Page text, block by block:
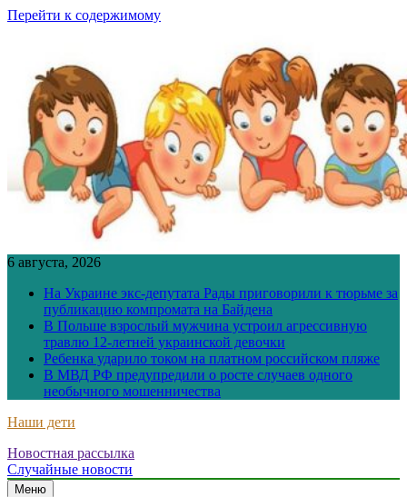
Перейти к содержимому
6 августа, 2026
На Украине экс-депутата Рады приговорили к тюрьме за
публикацию компромата на Байдена
В Польше взрослый мужчина устроил агрессивную
травлю 12-летней украинской девочки
Ребенка ударило током на платном российском пляже
В МВД РФ предупредили о росте случаев одного
необычного мошенничества
Наши дети
Новостная рассылка
Случайные новости
Меню